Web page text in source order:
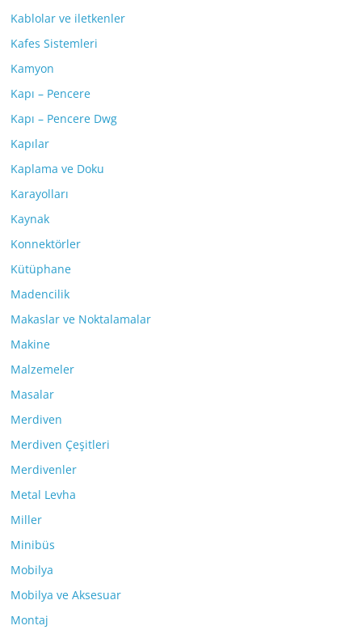
Kablolar ve iletkenler
Kafes Sistemleri
Kamyon
Kapı – Pencere
Kapı – Pencere Dwg
Kapılar
Kaplama ve Doku
Karayolları
Kaynak
Konnektörler
Kütüphane
Madencilik
Makaslar ve Noktalamalar
Makine
Malzemeler
Masalar
Merdiven
Merdiven Çeşitleri
Merdivenler
Metal Levha
Miller
Minibüs
Mobilya
Mobilya ve Aksesuar
Montaj